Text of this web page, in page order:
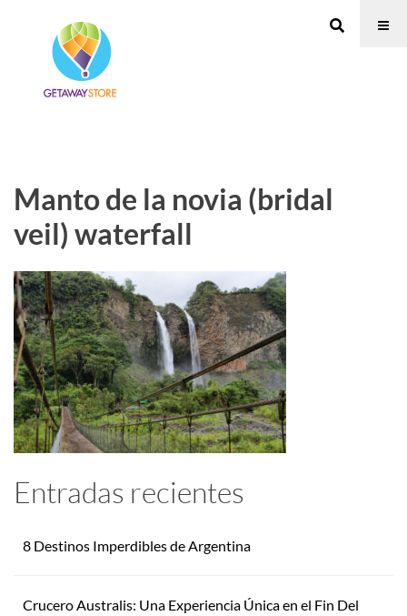
Manto de la novia (bridal
veil) waterfall
Entradas recientes
8 Destinos Imperdibles de Argentina
Crucero Australis: Una Experiencia Única en el Fin Del